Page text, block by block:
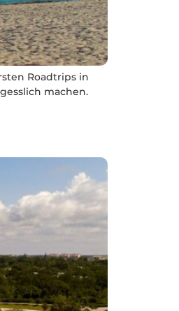
Roadtrips in
machen.